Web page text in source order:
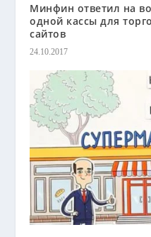
Минфин ответил на
одной кассы для
сайтов
24.10.2017